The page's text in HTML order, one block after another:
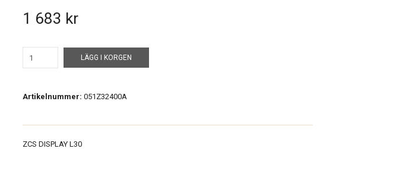
1 683 kr
LÄGG I KORGEN
Artikelnummer: 051Z32400A
ZCS DISPLAY L30